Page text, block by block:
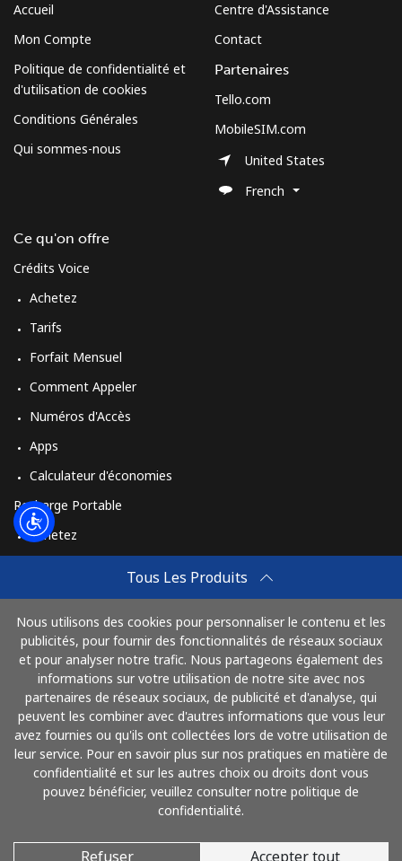
Tous Les Produits
Nous utilisons des cookies pour personnaliser le contenu et les
publicités, pour fournir des fonctionnalités de réseaux sociaux
et pour analyser notre trafic. Nous partageons également des
informations sur votre utilisation de notre site avec nos
partenaires de réseaux sociaux, de publicité et d'analyse, qui
peuvent les combiner avec d'autres informations que vous leur
avez fournies ou qu'ils ont collectées lors de votre utilisation de
leur service. Pour en savoir plus sur nos pratiques en matière de
confidentialité et sur les autres choix ou droits dont vous
pouvez bénéficier, veuillez consulter notre politique de
confidentialité.
Refuser Accepter tout
Accueil
Mon Compte
Politique de confidentialité et
d'utilisation de cookies
Conditions Générales
Qui sommes-nous
Ce qu'on offre
Crédits Voice
Achetez
Tarifs
Forfait Mensuel
Comment Appeler
Numéros d'Accès
Apps
Calculateur d'économies
Recharge Portable
Achetez
Achetez
Mode de fonctionnement
Centre d'Assistance
Contact
Partenaires
Tello.com
MobileSIM.com
United States
French
Payez avec